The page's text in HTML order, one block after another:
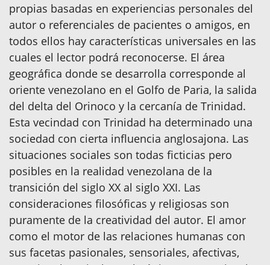
propias basadas en experiencias personales del
autor o referenciales de pacientes o amigos, en
todos ellos hay características universales en las
cuales el lector podrá reconocerse. El área
geográfica donde se desarrolla corresponde al
oriente venezolano en el Golfo de Paria, la salida
del delta del Orinoco y la cercanía de Trinidad.
Esta vecindad con Trinidad ha determinado una
sociedad con cierta influencia anglosajona. Las
situaciones sociales son todas ficticias pero
posibles en la realidad venezolana de la
transición del siglo XX al siglo XXI. Las
consideraciones filosóficas y religiosas son
puramente de la creatividad del autor. El amor
como el motor de las relaciones humanas con
sus facetas pasionales, sensoriales, afectivas,